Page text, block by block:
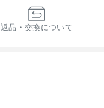
返品・交換について